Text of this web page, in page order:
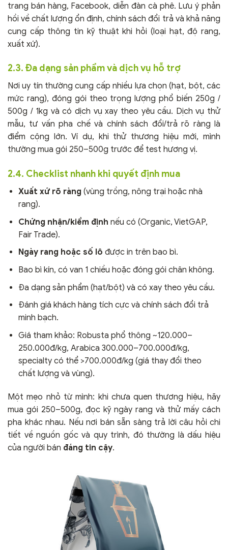
trang bán hàng, Facebook, diễn đàn cà phê. Lưu ý phản
hồi về chất lượng ổn định, chính sách đổi trả và khả năng
cung cấp thông tin kỹ thuật khi hỏi (loại hạt, độ rang,
xuất xứ).
2.3. Đa dạng sản phẩm và dịch vụ hỗ trợ
Nơi uy tín thường cung cấp nhiều lựa chọn (hạt, bột, các
mức rang), đóng gói theo trọng lượng phổ biến 250g /
500g / 1kg và có dịch vụ xay theo yêu cầu. Dịch vụ thử
mẫu, tư vấn pha chế và chính sách đổi/trả rõ ràng là
điểm cộng lớn. Ví dụ, khi thử thương hiệu mới, mình
thường mua gói 250–500g trước để test hương vị.
2.4. Checklist nhanh khi quyết định mua
Xuất xứ rõ ràng (vùng trồng, nông trại hoặc nhà
rang).
Chứng nhận/kiểm định nếu có (Organic, VietGAP,
Fair Trade).
Ngày rang hoặc số lô được in trên bao bì.
Bao bì kín, có van 1 chiều hoặc đóng gói chân không.
Đa dạng sản phẩm (hạt/bột) và có xay theo yêu cầu.
Đánh giá khách hàng tích cực và chính sách đổi trả
minh bạch.
Giá tham khảo: Robusta phổ thông ~120.000–
250.000đ/kg, Arabica 300.000–700.000đ/kg,
specialty có thể >700.000đ/kg (giá thay đổi theo
chất lượng và vùng).
Một mẹo nhỏ từ mình: khi chưa quen thương hiệu, hãy
mua gói 250–500g, đọc kỹ ngày rang và thử mấy cách
pha khác nhau. Nếu nơi bán sẵn sàng trả lời câu hỏi chi
tiết về nguồn gốc và quy trình, đó thường là dấu hiệu
của người bán đáng tin cậy.